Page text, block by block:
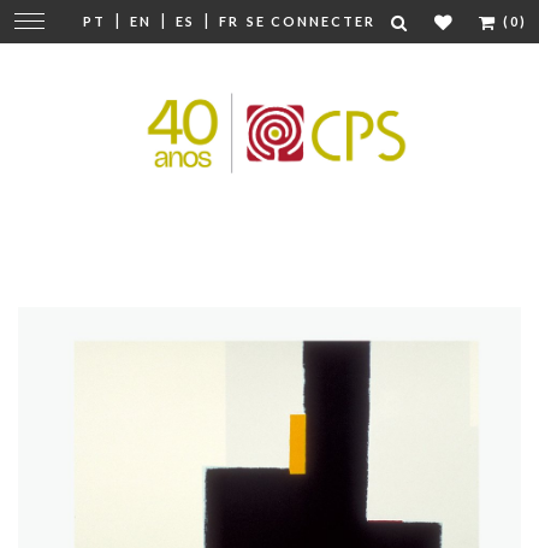
PT | EN | ES | FR SE CONNECTER (0)
Modifier
la